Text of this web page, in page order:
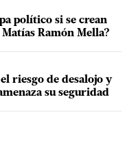
político si se crean
Ramón Mella?
riesgo de desalojo y
su seguridad